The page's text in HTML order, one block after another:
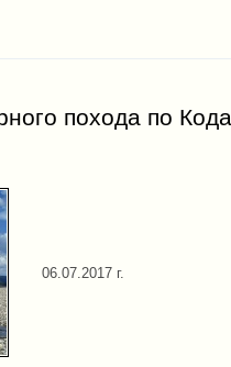
похода по
06.07.2017 г.